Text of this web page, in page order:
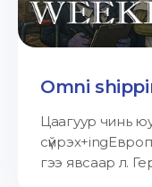
Omni
Цаагуур чинь
гээ явсаар л.